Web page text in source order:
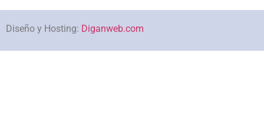
Diseño y Hosting: Diganweb.com